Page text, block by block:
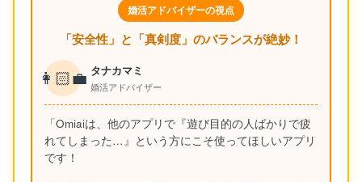
婚活アドバイザーの視点
「安全性」と「真剣度」のバランスが絶妙！
👩🏻‍💼 タナカマミ
婚活アドバイザー
「Omiaiは、他のアプリで『遊び目的の人ばかりで疲
れてしまった…』という方にこそ使ってほしいアプリ
です！